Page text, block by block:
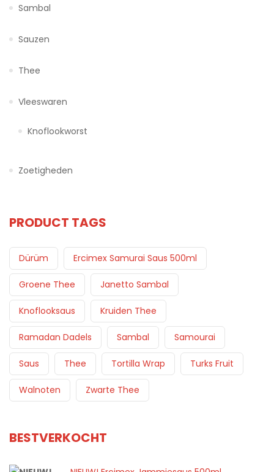
Sambal
Sauzen
Thee
Vleeswaren
Knoflookworst
Zoetigheden
PRODUCT TAGS
Dürüm Ercimex Samurai Saus 500ml
Groene Thee Janetto Sambal
Knoflooksaus Kruiden Thee
Ramadan Dadels Sambal Samourai
Saus Thee Tortilla Wrap Turks Fruit
Walnoten Zwarte Thee
BESTVERKOCHT